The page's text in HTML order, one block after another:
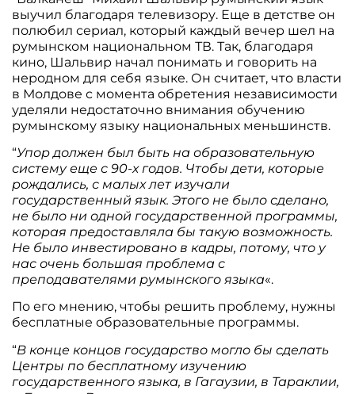
выучил благодаря телевизору. Еще в детстве он
полюбил сериал, который каждый вечер шел на
румынском национальном ТВ. Так, благодаря
кино, Шальвир начал понимать и говорить на
неродном для себя языке. Он считает, что власти
в Молдове с момента обретения независимости
уделяли недостаточно внимания обучению
румынскому языку национальных меньшинств.
“Упор должен был быть на образовательную
систему еще с 90-х годов. Чтобы дети, которые
рождались, с малых лет изучали
государственный язык. Этого не было сделано,
не было ни одной государственной программы,
которая предоставляла бы такую возможность.
Не было инвестировано в кадры, потому, что у
нас очень большая проблема с
преподавателями румынского языка«.
По его мнению, чтобы решить проблему, нужны
бесплатные образовательные программы.
“В конце концов государство могло бы сделать
Центры по бесплатному изучению
государственного языка, в Гагаузии, в Тараклии,